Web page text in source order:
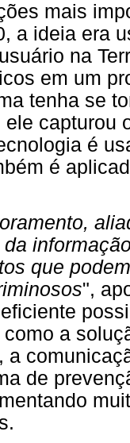
mais
a ideia era
na
em um
tenha se
ele capturou
é
é
que
",
a
a
de